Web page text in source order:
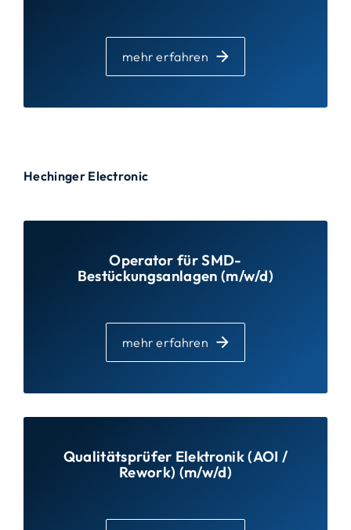
mehr erfahren
Hechinger Electronic
Operator für SMD-
Bestückungsanlagen (m/w/d)
mehr erfahren
Qualitätsprüfer Elektronik (AOI /
Rework) (m/w/d)